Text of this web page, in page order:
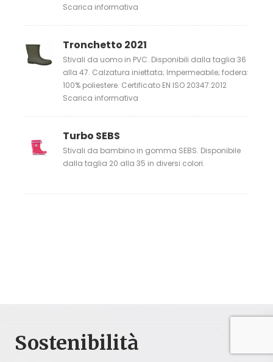
Scarica informativa
Tronchetto 2021
Stivali da uomo in PVC. Disponibili dalla taglia 36
alla 47. Calzatura iniettata; Impermeabile; fodera:
100% poliestere. Certificato EN ISO 20347:2012
Scarica informativa
Turbo SEBS
Stivali da bambino in gomma SEBS. Disponibile
dalla taglia 20 alla 35 in diversi colori.
Sostenibilità